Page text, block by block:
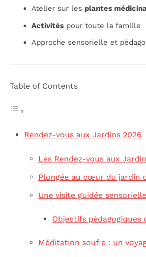
Atelier sur les plantes
Activités pour toute la famille
Approche sensorielle et
Table of Contents
Rendez-vous aux Jardins 2026
Les Rendez-vous aux
Plongée au cœur du jardin
Une visite guidée
Objectifs pédagogiques
Méditation soufie : un